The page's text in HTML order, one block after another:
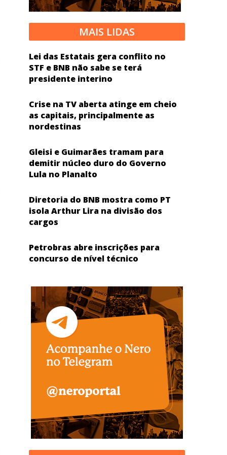
MAIS LIDAS
Lei das Estatais gera conflito no
STF e BNB não sabe se terá
presidente interino
Crise na TV aberta atinge em cheio
as capitais, principalmente as
nordestinas
Gleisi e Guimarães tramam para
demitir núcleo duro do Governo
Lula no Planalto
Diretoria do BNB mostra como PT
isola Arthur Lira na divisão dos
cargos
Petrobras abre inscrições para
concurso de nível técnico